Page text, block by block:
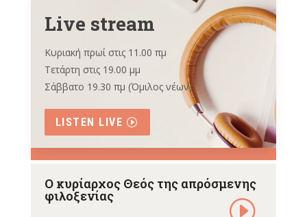
Live stream
Κυριακή πρωί στις 11.00 πμ
Τετάρτη στις 19.00 μμ
Σάββατο 19.30 πμ (Όμιλος νέων)
LISTEN LIVE
Ο κυρίαρχος Θεός της απρόσμενης
φιλοξενίας